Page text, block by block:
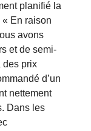
planifié la
En raison
avons
et de semi-
des prix
d’un
nettement
Dans les